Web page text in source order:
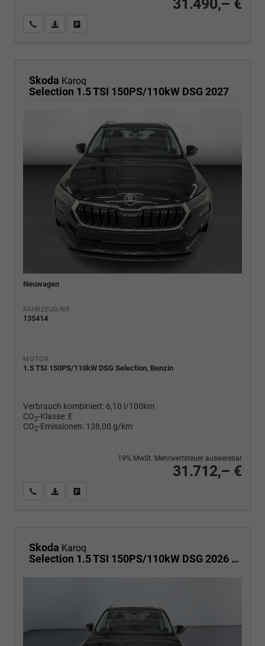
31.490,– €
Wir rufen Sie anPDF-Fahrzeugexposé drucken
Skoda Karoq
Selection 1.5 TSI 150PS/110kW DSG 2027
Neuwagen
FAHRZEUG-NR.
135414
MOTOR
1.5 TSI 150PS/110kW DSG Selection, Benzin
Verbrauch kombiniert: 6,10 l/100km
CO2-Klasse: E
CO2-Emissionen: 138,00 g/km
31.712,– €
19% MwSt. Mehrwertsteuer ausweisbar
Wir rufen Sie anPDF-Fahrzeugexposé drucken
Skoda Karoq
Selection 1.5 TSI 150PS/110kW DSG 2026 | +TravelAssist +RFK & Parksensoren +Var. Gepäckraumboden